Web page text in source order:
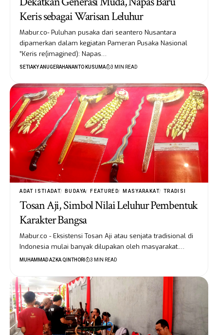
Keris sebagai Warisan Leluhur
Mabur.co- Puluhan pusaka dari seantero Nusantara
dipamerkan dalam kegiatan Pameran Pusaka Nasional
”Keris re(imagined): Napas…
SETIAKY ANUGERAHANANTO KUSUMA 3 MIN READ
ADAT ISTIADAT BUDAYA FEATURED MASYARAKAT TRADISI
Tosan Aji, Simbol Nilai Leluhur Pembentuk
Karakter Bangsa
Mabur.co - Eksistensi Tosan Aji atau senjata tradisional di
Indonesia mulai banyak dilupakan oleh masyarakat.…
MUHAMMAD AZKA QINTHORI 3 MIN READ